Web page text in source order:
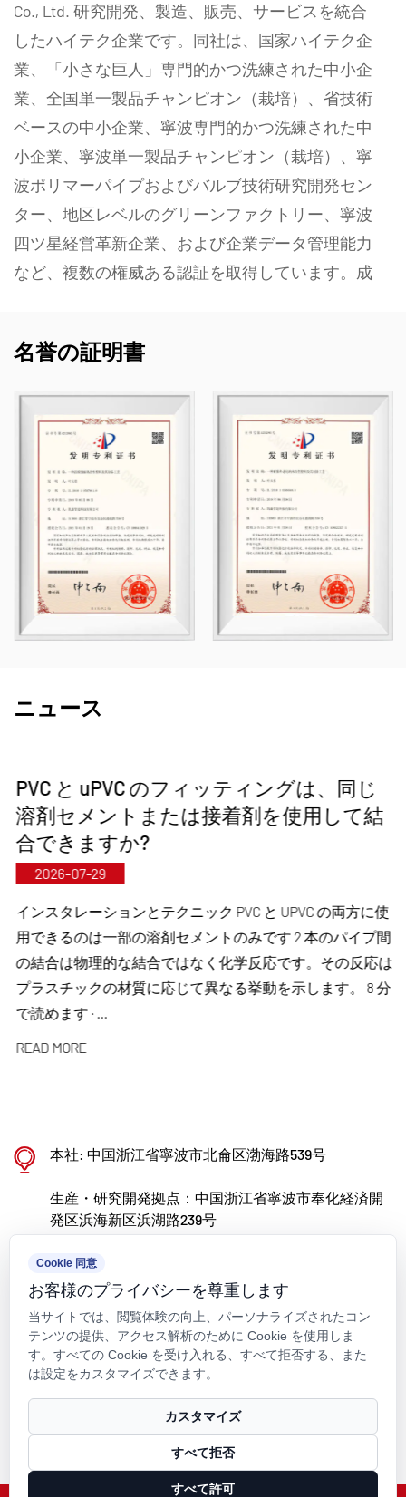
Co., Ltd. 研究開発、製造、販売、サービスを統合
したハイテク企業です。同社は、国家ハイテク企
業、「小さな巨人」専門的かつ洗練された中小企
業、全国単一製品チャンピオン（栽培）、省技術
ベースの中小企業、寧波専門的かつ洗練された中
小企業、寧波単一製品チャンピオン（栽培）、寧
波ポリマーパイプおよびバルブ技術研究開発セン
ター、地区レベルのグリーンファクトリー、寧波
四ツ星経営革新企業、および企業データ管理能力
など、複数の権威ある認証を取得しています。成
手、耐食性ポンプなど、化学用途向けの非金属耐
す。当社の製品ポートフォリオは、PVC-C、PVC-
U、PVDF、PPH、FRPP などの材料に及び、幅広
い種類と仕様を備えています。特に、当社のバタ
フライバルブは直径 DN1000 に達することがで
き、パイプと継手は最大 DN800 まで拡張できる
ため、市場のギャップに対処し、業界での競争力
を維持できます。
Kaixin は、「テクノロジー主導、時代と歩調を合
準化された自動製造と輸入原材料の厳格な調達を
続的に監視し、デジタルチャネルを活用して高品
質の「中国製」製品を世界中のお客様にお届けし
ています。
寧波・奉化研究開発・生産基地
総投資額2億人民元で、開新超純管技術（寧波）
有限公司は大学や研究機関と協力して新たな材料
研究所を設立し、近代的な製造基地を建設し、改
質プラスチック用に8基、ポリマー材料用に8基の
全自動生産ラインを設置した。この施設は、新し
い改質プラスチックとポリマー材料の研究開発、
造で世界的に認められるリーダーになることを目
標に、分野を超えて優秀な人材を惹きつけ、製品
革新とブランド開発を継続的に推進することに取
り組んでいます。
名誉の証明書
ニュース
PVC と uPVC のフィッティングは、同じ
溶剤セメントまたは接着剤を使用して結
合できますか?
2026-07-29
インスタレーションとテクニック PVC と UPVC の両方に使
用できるのは一部の溶剤セメントのみです 2 本のパイプ間
の結合は物理的な結合ではなく化学反応です。その反応は
プラスチックの材質に応じて異なる挙動を示します。 8 分
で読めます · ...
READ MORE
本社: 中国浙江省寧波市北侖区渤海路539号
生産・研究開発拠点：中国浙江省寧波市奉化経済開
発区浜海新区浜湖路239号
kxpv@kxpv.com
+86-18067123177
著作権 © Kaixin Pipeline Technologies Co., Ltd. 著作権はすべて留保
されています.
Smart Cloud
Cookie 同意
お客様のプライバシーを尊重します
当サイトでは、閲覧体験の向上、パーソナライズされたコン
テンツの提供、アクセス解析のために Cookie を使用しま
す。すべての Cookie を受け入れる、すべて拒否する、また
は設定をカスタマイズできます。
カスタマイズ
すべて拒否
すべて許可